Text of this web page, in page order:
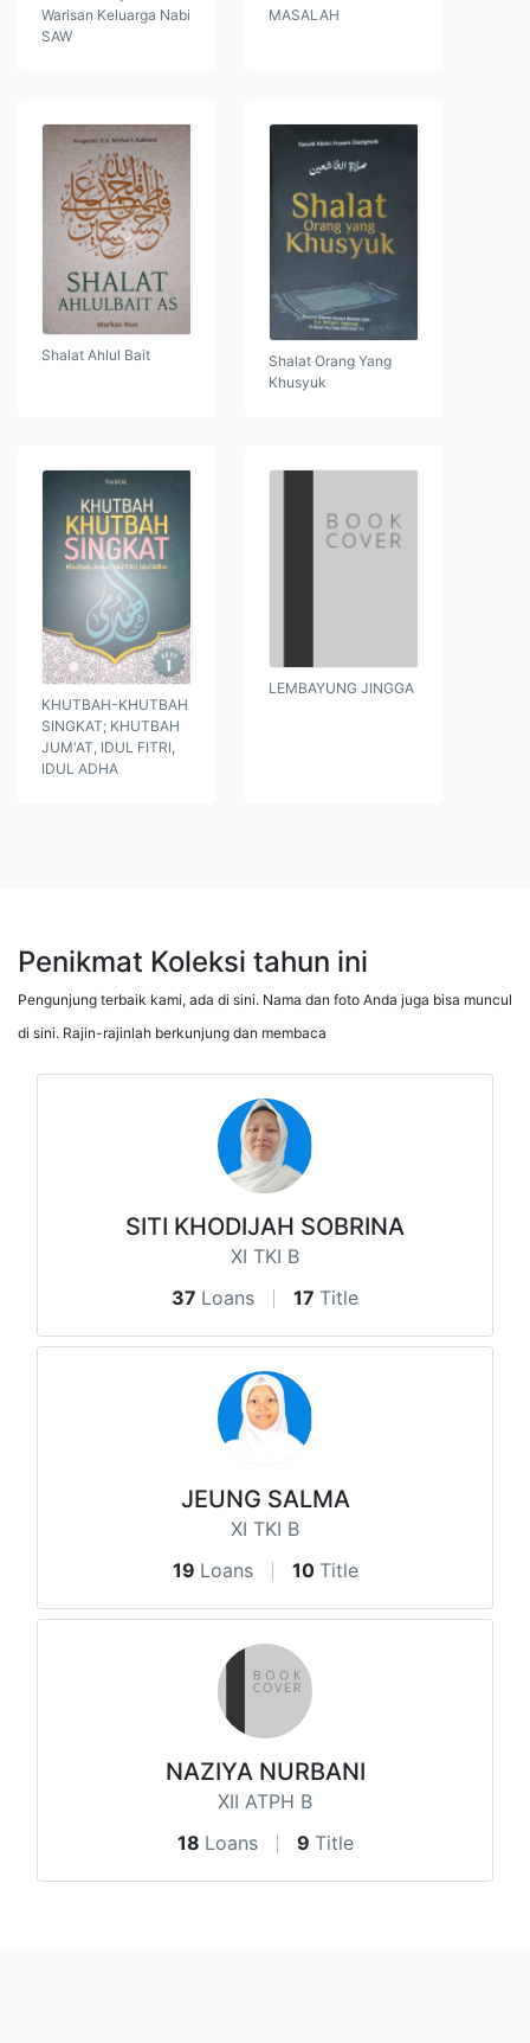
Warisan Keluarga Nabi
SAW
MASALAH
Shalat Ahlul Bait
Shalat Orang Yang
Khusyuk
KHUTBAH-KHUTBAH
SINGKAT; KHUTBAH
JUM'AT, IDUL FITRI,
IDUL ADHA
LEMBAYUNG JINGGA
Penikmat Koleksi tahun ini
Pengunjung terbaik kami, ada di sini. Nama dan foto Anda juga bisa muncul
di sini. Rajin-rajinlah berkunjung dan membaca
SITI KHODIJAH SOBRINA
XI TKI B
37 Loans 17 Title
JEUNG SALMA
XI TKI B
19 Loans 10 Title
NAZIYA NURBANI
XII ATPH B
18 Loans 9 Title